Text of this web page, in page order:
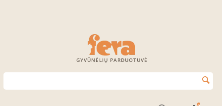
GYVŪNĖLIŲ PARDUOTUVĖ